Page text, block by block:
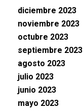
diciembre 2023
noviembre 2023
octubre 2023
septiembre 2023
agosto 2023
julio 2023
junio 2023
mayo 2023